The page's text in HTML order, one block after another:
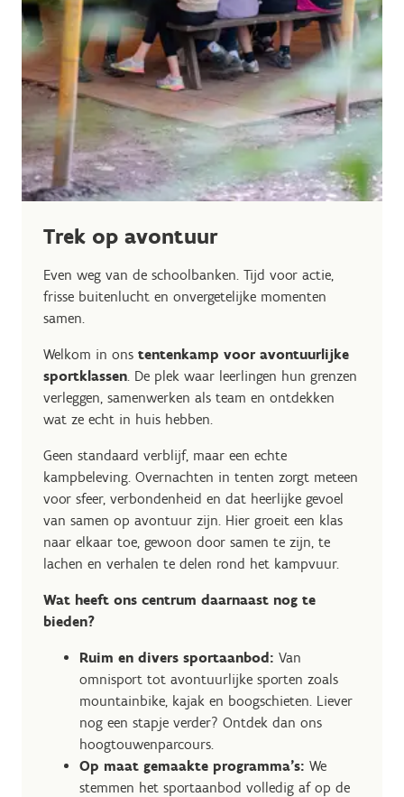
Trek op avontuur
Even weg van de schoolbanken. Tijd voor actie,
frisse buitenlucht en onvergetelijke momenten
samen.
Welkom in ons tentenkamp voor avontuurlijke
sportklassen. De plek waar leerlingen hun grenzen
verleggen, samenwerken als team en ontdekken
wat ze echt in huis hebben.
Geen standaard verblijf, maar een echte
kampbeleving. Overnachten in tenten zorgt meteen
voor sfeer, verbondenheid en dat heerlijke gevoel
van samen op avontuur zijn. Hier groeit een klas
naar elkaar toe, gewoon door samen te zijn, te
lachen en verhalen te delen rond het kampvuur.
Wat heeft ons centrum daarnaast nog te
bieden?
Ruim en divers sportaanbod: Van
omnisport tot avontuurlijke sporten zoals
mountainbike, kajak en boogschieten. Liever
nog een stapje verder? Ontdek dan ons
hoogtouwenparcours.
Op maat gemaakte programma’s: We
stemmen het sportaanbod volledig af op de